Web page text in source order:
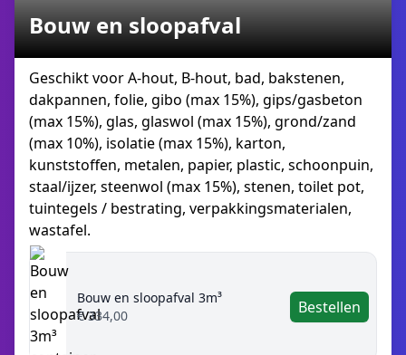
Bouw en sloopafval
Geschikt voor A-hout, B-hout, bad, bakstenen,
dakpannen, folie, gibo (max 15%), gips/gasbeton
(max 15%), glas, glaswol (max 15%), grond/zand
(max 10%), isolatie (max 15%), karton,
kunststoffen, metalen, papier, plastic, schoonpuin,
staal/ijzer, steenwol (max 15%), stenen, toilet pot,
tuintegels / bestrating, verpakkingsmaterialen,
wastafel.
Bouw en sloopafval 3m³
€ 334,00
Bestellen